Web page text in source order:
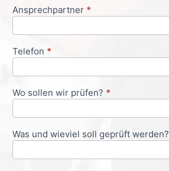
Ansprechpartner *
Telefon *
Wo sollen wir prüfen? *
Was und wieviel soll geprüft werden?